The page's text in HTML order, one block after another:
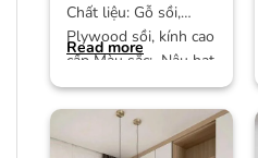
Chất liệu: Gỗ sồi,
Plywood sồi, kính cao
cấp Màu sắc: Nâu hạt
dẻ Bảo hành: 12
Read more